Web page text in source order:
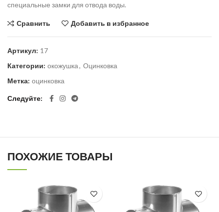
специальные замки для отвода воды.
Сравнить Добавить в избранное
Артикул: 17
Категории: окожушка, Оцинковка
Метка: оцинковка
Следуйте
ПОХОЖИЕ ТОВАРЫ